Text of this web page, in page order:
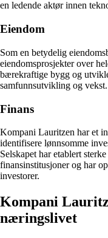
en ledende aktør innen
Eiendom
Som en betydelig
eiendomsprosjekter over
bærekraftige bygg og
samfunnsutvikling og vekst.
Finans
Kompani Lauritzen har et
identifisere lønnsomme
Selskapet har etablert
finansinstitusjoner og har
investorer.
Kompani
næringslivet